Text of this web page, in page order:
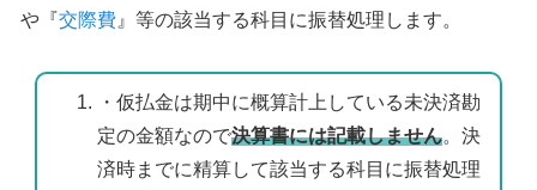
や『 交際費』等の該当する科目に振替処理します。
・仮払金は期中に概算計上している未決済勘
定の金額なので決算書には記載しません。決
済時までに精算して該当する科目に振替処理